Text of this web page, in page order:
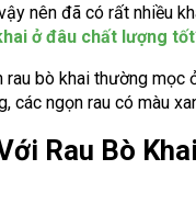
nên đã có rất nhiều
ở đâu chất lượng tốt
rau bò khai thường mọc
ngọn rau có màu
Rau Bò Khai